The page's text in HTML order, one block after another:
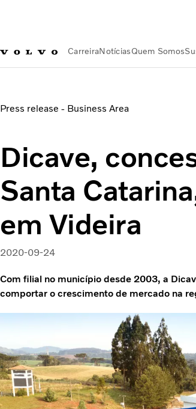
CarreiraNotíciasQuem Somos
Press release - Business Area
Dicave,
Santa
em Videira
2020-09-24
Com filial no município desde 2003, a
comportar o crescimento de mercado na